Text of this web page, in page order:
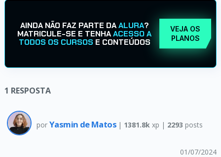
AINDA NÃO FAZ PARTE DAALURA?
MATRICULE-SE E TENHAACESSO A
TODOS OS CURSOS E CONTEÚDOS
VEJA OS
PLANOS
1 RESPOSTA
por Yasmin de Matos | 1381.8k xp | 2293 posts
01/07/2024